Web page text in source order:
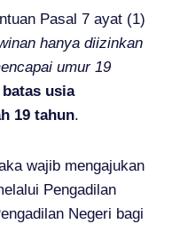
Pasal 7 ayat (1)
hanya diizinkan
umur 19
batas usia
19 tahun.
wajib mengajukan
Pengadilan
Negeri bagi